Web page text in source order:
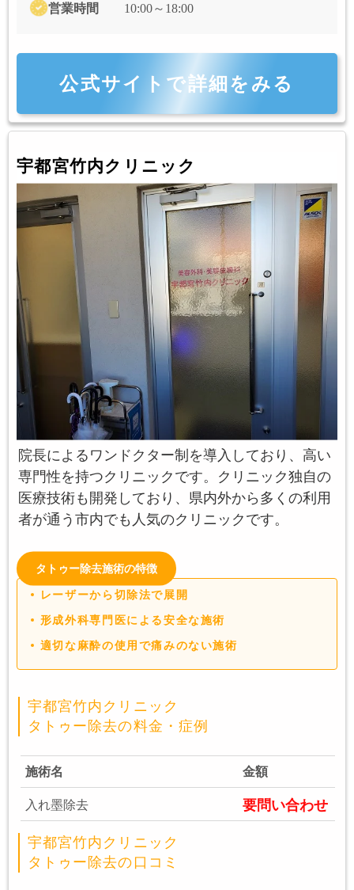
営業時間
10:00～18:00
公式サイトで詳細をみる
宇都宮竹内クリニック
院長によるワンドクター制を導入しており、高い
専門性を持つクリニックです。クリニック独自の
医療技術も開発しており、県内外から多くの利用
者が通う市内でも人気のクリニックです。
タトゥー除去施術の特徴
レーザーから切除法で展開
形成外科専門医による安全な施術
適切な麻酔の使用で痛みのない施術
宇都宮竹内クリニック
タトゥー除去の料金・症例
施術名 金額
入れ墨除去 要問い合わせ
宇都宮竹内クリニック
タトゥー除去の口コミ